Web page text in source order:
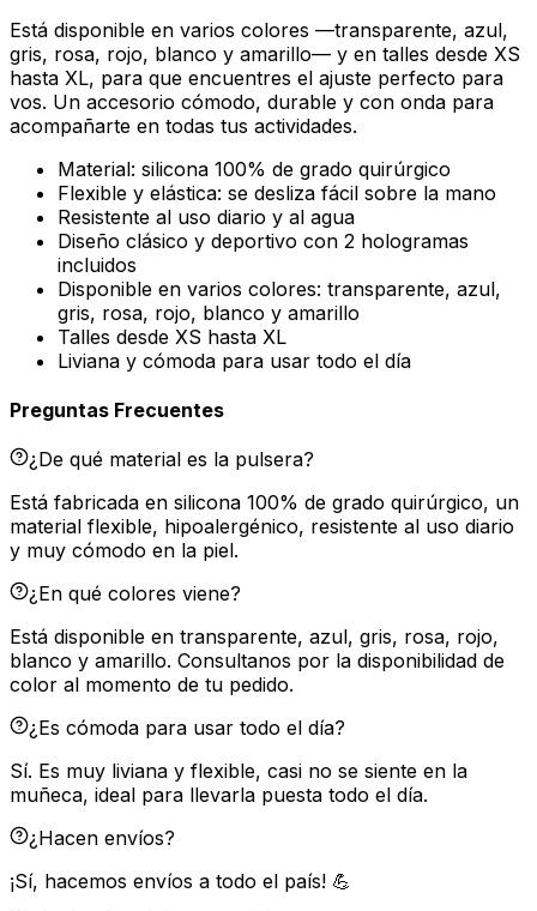
Está disponible en varios colores —transparente, azul,
gris, rosa, rojo, blanco y amarillo— y en talles desde XS
hasta XL, para que encuentres el ajuste perfecto para
vos. Un accesorio cómodo, durable y con onda para
acompañarte en todas tus actividades.
Material: silicona 100% de grado quirúrgico
Flexible y elástica: se desliza fácil sobre la mano
Resistente al uso diario y al agua
Diseño clásico y deportivo con 2 hologramas
incluidos
Disponible en varios colores: transparente, azul,
gris, rosa, rojo, blanco y amarillo
Talles desde XS hasta XL
Liviana y cómoda para usar todo el día
Preguntas Frecuentes
¿De qué material es la pulsera?
Está fabricada en silicona 100% de grado quirúrgico, un
material flexible, hipoalergénico, resistente al uso diario
y muy cómodo en la piel.
¿En qué colores viene?
Está disponible en transparente, azul, gris, rosa, rojo,
blanco y amarillo. Consultanos por la disponibilidad de
color al momento de tu pedido.
¿Es cómoda para usar todo el día?
Sí. Es muy liviana y flexible, casi no se siente en la
muñeca, ideal para llevarla puesta todo el día.
¿Hacen envíos?
¡Sí, hacemos envíos a todo el país! 💪